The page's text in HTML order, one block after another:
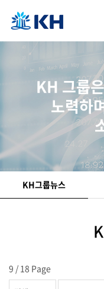
KH 그룹
노력하
KH그룹뉴스
9 / 18 Page